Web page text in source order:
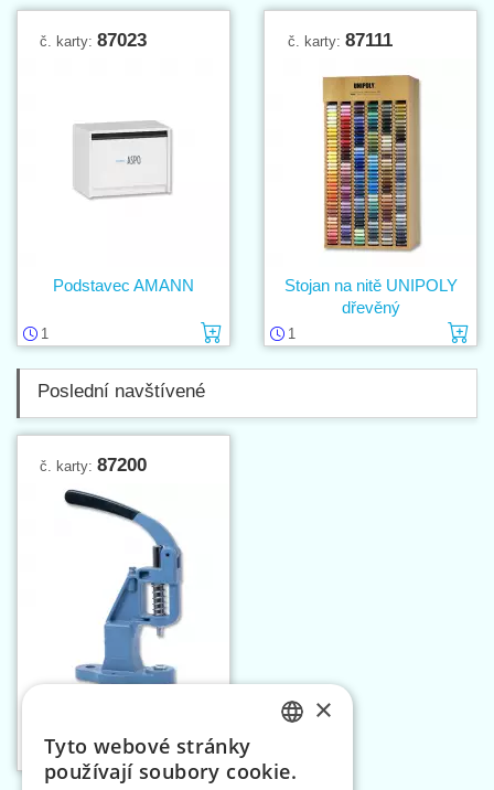
č. karty: 87023
1 Vložit do košíku
Podstavec AMANN
č. karty: 87111
1
Stojan na nitě UNIPOLY
dřevěný
Poslední navštívené
č. karty: 87200
Vložit do košíku
×
Tyto webové stránky
používají soubory cookie.